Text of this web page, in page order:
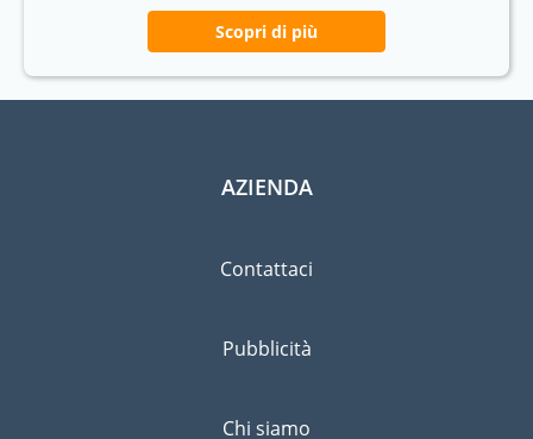
Scopri di più
AZIENDA
Contattaci
Pubblicità
Chi siamo